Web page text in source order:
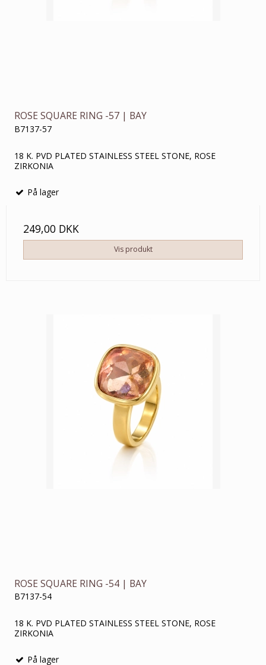
ROSE SQUARE RING -57 | BAY
B7137-57
18 K. PVD PLATED STAINLESS STEEL STONE, ROSE
ZIRKONIA
På lager
249,00 DKK
Vis produkt
ROSE SQUARE RING -54 | BAY
B7137-54
18 K. PVD PLATED STAINLESS STEEL STONE, ROSE
ZIRKONIA
På lager